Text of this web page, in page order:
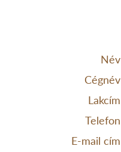
Név
Cégnév
Lakcím
Telefon
E-mail cím